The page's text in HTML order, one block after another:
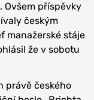
Ovšem příspěvky
českým
manažerské stáje
že v sobotu
právě českého